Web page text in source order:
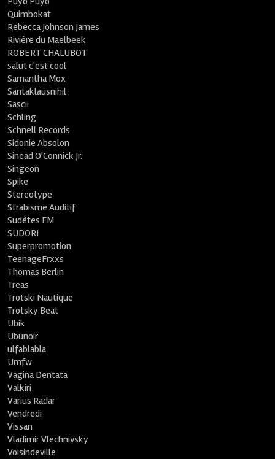
Quimbokat
Rebecca Johnson James
Rivière du Maelbeek
ROBERT CHALUBOT
salut c'est cool
Samantha Mox
Santaklausnihil
Sascii
Schling
Schnell Records
Sidonie Absolon
Sinead O'Connick Jr.
Singeon
Spike
Stereotype
Strabisme Auditif
Sudètes FM
SUDORI
Superpromotion
TeenageFrxxs
Thomas Berlin
Treas
Trotski Nautique
Trotsky Beat
Ubik
Ubunoir
ulfablabla
Umfw
Vagina Dentata
Valkiri
Varius Radar
Vendredi
Vissan
Vladimir Vlechnivsky
Voisindeville